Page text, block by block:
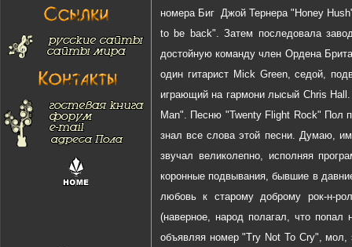
номера Биг Джой Тернера "Honey
to be back". Затем последовала
достойную команду член Ордена
один гитарист Mick Green, седой,
играющий на гармони лысый Chris
Man". Песню "Twenty Flight Rock" Пол
знал все слова этой песни. Думаю,
звучал великолепно, исполняя
коронные подвывания, бывшие в
любовь к старому доброму рок-н-
(наверное, народ полагал, что попал
объявляя номер "Try Not To Cry", мол,